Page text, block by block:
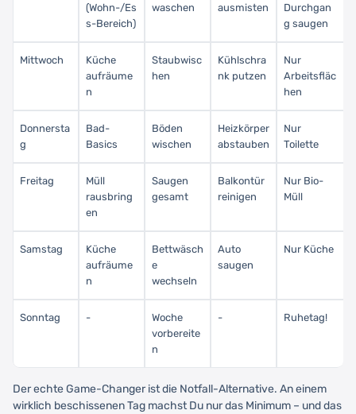
(Wohn-/Es
s-Bereich)
waschen
ausmisten
Durchgan
g saugen
Mittwoch
Küche
aufräume
n
Staubwisc
hen
Kühlschra
nk putzen
Nur
Arbeitsfläc
hen
Donnersta
g
Bad-
Basics
Böden
wischen
Heizkörper
abstauben
Nur
Toilette
Freitag
Müll
rausbring
en
Saugen
gesamt
Balkontür
reinigen
Nur Bio-
Müll
Samstag
Küche
aufräume
n
Bettwäsch
e
wechseln
Auto
saugen
Nur Küche
Sonntag -
Woche
vorbereite
n
- Ruhetag!
Der echte Game-Changer ist die Notfall-Alternative. An einem
wirklich beschissenen Tag machst Du nur das Minimum – und das